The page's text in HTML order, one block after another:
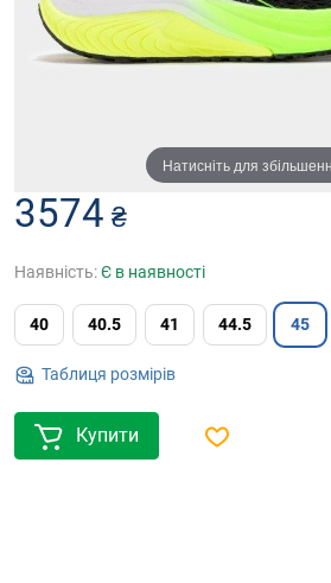
Натисніть для
3574 ₴
Наявність:Є в наявності
40 40.5 41 44.5 45
Таблиця розмірів
Купити